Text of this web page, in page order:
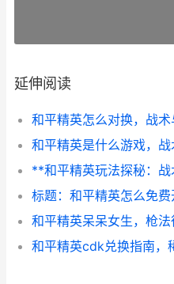
延伸阅读
和平精英怎么对换，战
和平精英cdk兑换指南，